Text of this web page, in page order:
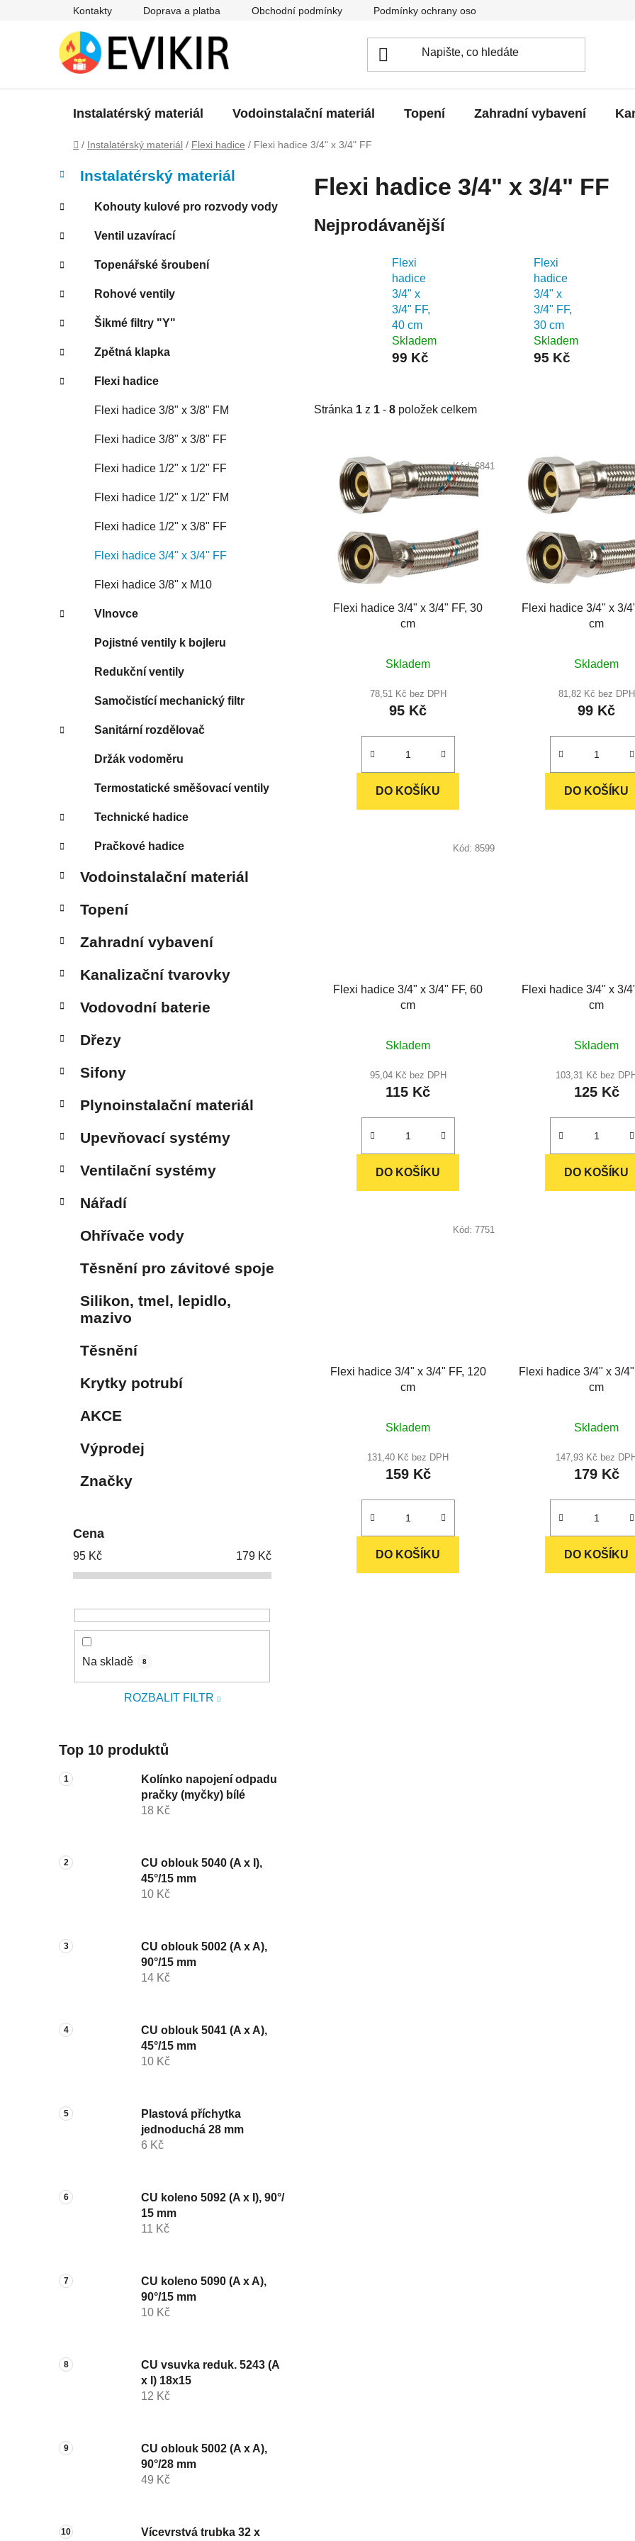
Kontakty Doprava a platba Obchodní podmínky Podmínky ochrany osobních údajů
Instalatérský materiál Vodoinstalační materiál Topení Zahradní vybavení
Domů
/ Instalatérský materiál / Flexi hadice / Flexi hadice 3/4" x 3/4" FF
P
s
r
a
n
í
p
a
e
kategorie
K
a
e
g
o
r
e
Instalatérský materiál
Kohouty kulové pro rozvody vody
Ventil uzavírací
Topenářské šroubení
Rohové ventily
Šikmé filtry "Y"
Zpětná klapka
Flexi hadice
Flexi hadice 3/8" x 3/8" FM
Flexi hadice 3/8" x 3/8" FF
Flexi hadice 1/2" x 1/2" FF
Flexi hadice 1/2" x 1/2" FM
Flexi hadice 1/2" x 3/8" FF
Flexi hadice 3/4" x 3/4" FF
Flexi hadice 3/8" x M10
Vlnovce
Pojistné ventily k bojleru
Redukční ventily
Samočistící mechanický filtr
Sanitární rozdělovač
Držák vodoměru
Termostatické směšovací ventily
Technické hadice
Pračkové hadice
Vodoinstalační materiál
Topení
Zahradní vybavení
Kanalizační tvarovky
Vodovodní baterie
Dřezy
Sifony
Plynoinstalační materiál
Upevňovací systémy
Ventilační systémy
Nářadí
Ohřívače vody
Těsnění pro závitové spoje
Silikon, tmel, lepidlo,
mazivo
Těsnění
Krytky potrubí
AKCE
Výprodej
Značky
Cena
95 Kč 179 Kč
Na skladě 8
ROZBALIT FILTR
Top 10 produktů
Kolínko napojení odpadu
pračky (myčky) bílé
18 Kč
CU oblouk 5040 (A x I),
45°/15 mm
10 Kč
CU oblouk 5002 (A x A),
90°/15 mm
14 Kč
CU oblouk 5041 (A x A),
45°/15 mm
10 Kč
Plastová příchytka
jednoduchá 28 mm
6 Kč
CU koleno 5092 (A x I), 90°/
15 mm
11 Kč
CU koleno 5090 (A x A),
90°/15 mm
10 Kč
CU vsuvka reduk. 5243 (A
x I) 18x15
12 Kč
CU oblouk 5002 (A x A),
90°/28 mm
49 Kč
Vícevrstvá trubka 32 x
Flexi hadice 3/4" x 3/4" FF
Nejprodávanější
Flexi
hadice
3/4" x
3/4" FF,
40 cm
Skladem
99 Kč
Flexi
hadice
3/4" x
3/4" FF,
30 cm
Skladem
95 Kč
Stránka 1 z 1 - 8 položek celkem
Flexi hadice 3/4" x 3/4" FF, 30
cm
Skladem
78,51 Kč bez DPH
95 Kč
DO KOŠÍKU
Kód:6841
Flexi hadice 3/4" x 3/
cm
produktu
je
Skladem
81,82 Kč bez DPH
99 Kč
DO KOŠÍKU
Flexi hadice 3/4" x 3/4" FF, 60
cm
Skladem
95,04 Kč bez DPH
115 Kč
DO KOŠÍKU
Kód: 8599
Flexi hadice 3/4" x 3/
cm
je
Skladem
103,31 Kč bez DPH
125 Kč
DO KOŠÍKU
Flexi hadice 3/4" x 3/4" FF, 120
cm
hodnocení
produktu
je
hvězdiček.
Skladem
131,40 Kč bez DPH
159 Kč
DO KOŠÍKU
Kód: 7751
Flexi hadice 3/4" x 3/
cm
je
Skladem
147,93 Kč bez DPH
179 Kč
DO KOŠÍKU